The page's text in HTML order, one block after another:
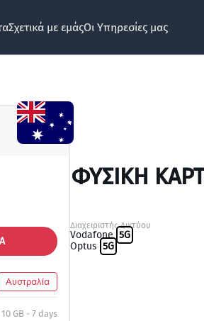
Σχετικά με εμάςΟι Υπηρεσίες μας
Αυστραλία
10 GB - 7 days
ΦΥΣΙΚΉ
Διαχειριστής Δικτύου
Vodafone 5G
Optus 5G